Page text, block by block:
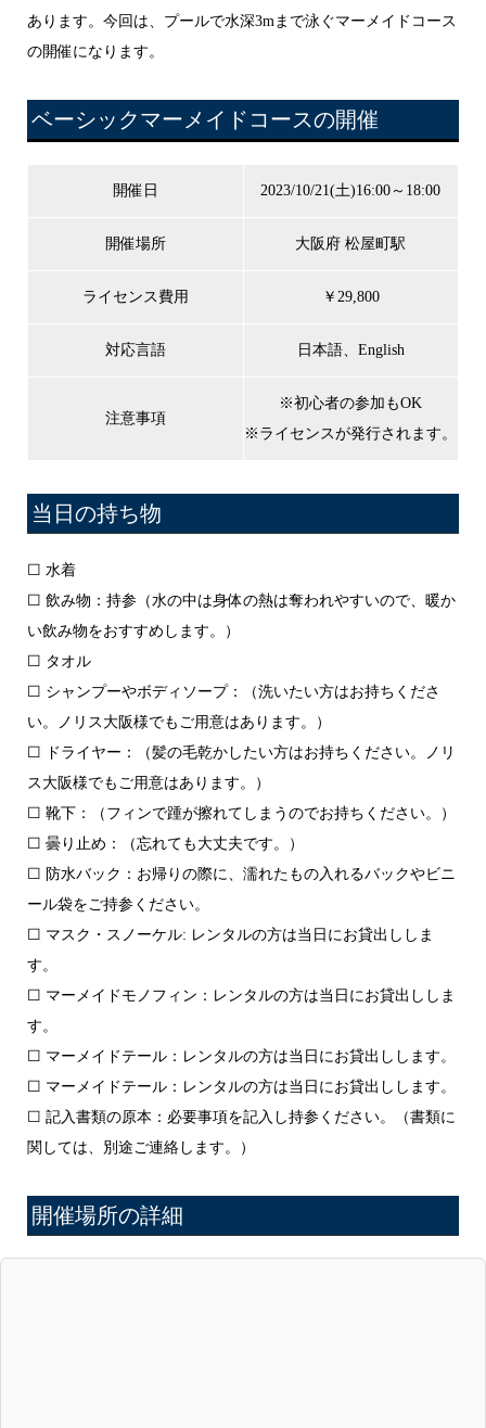
あります。今回は、プールで水深3mまで泳ぐマーメイドコース
の開催になります。
ベーシックマーメイドコースの開催
開催日 2023/10/21(土)16:00～18:00
開催場所 大阪府 松屋町駅
ライセンス費用 ￥29,800
対応言語 日本語、English
注意事項
※初心者の参加もOK
※ライセンスが発行されます。
当日の持ち物
☐ 水着
☐ 飲み物：持参（水の中は身体の熱は奪われやすいので、暖か
い飲み物をおすすめします。）
☐ タオル
☐ シャンプーやボディソープ：（洗いたい方はお持ちくださ
い。ノリス大阪様でもご用意はあります。）
☐ ドライヤー：（髪の毛乾かしたい方はお持ちください。ノリ
ス大阪様でもご用意はあります。）
☐ 靴下：（フィンで踵が擦れてしまうのでお持ちください。）
☐ 曇り止め：（忘れても大丈夫です。）
☐ 防水バック：お帰りの際に、濡れたもの入れるバックやビニ
ール袋をご持参ください。
☐ マスク・スノーケル: レンタルの方は当日にお貸出ししま
す。
☐ マーメイドモノフィン：レンタルの方は当日にお貸出ししま
す。
☐ マーメイドテール：レンタルの方は当日にお貸出しします。
☐ マーメイドテール：レンタルの方は当日にお貸出しします。
☐ 記入書類の原本：必要事項を記入し持参ください。（書類に
関しては、別途ご連絡します。）
開催場所の詳細